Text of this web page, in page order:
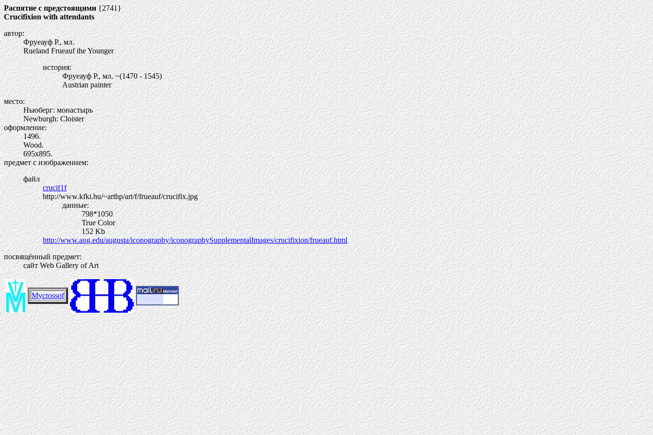
Распятие с предстоящими{2741}
Crucifixion with attendants
автор:
Фруеауф Р., мл.
Rueland Frueauf the Younger
история:
Фруеауф Р., мл. ~(1470 - 1545)
Austrian painter
место:
Ньюберг: монастырь
Newburgh: Cloister
оформление:
1496.
Wood.
695х895.
предмет с изображением:
файл
crucif1f
http://www.kfki.hu/~arthp/art/f/frueauf/crucifix.jpg
данные:
798*1050
True Color
152 Kb
http://www.aug.edu/augusta/iconography/iconographySupplementalImages/crucifixion/frueauf.html
посвящённый предмет:
сайт Web Gallery of Art
Mycrossof